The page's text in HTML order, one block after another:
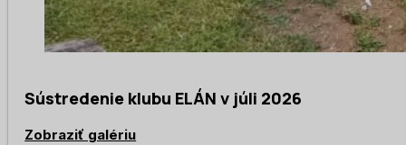
Sústredenie klubu ELÁN v júli 2026
Zobraziť galériu